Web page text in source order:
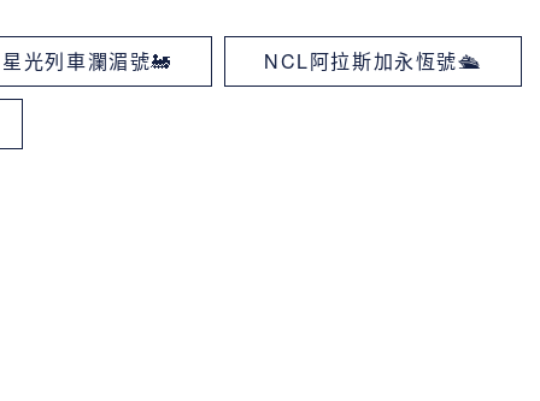
星光列車瀾湄號🚂 NCL阿拉斯加永恆號🛳